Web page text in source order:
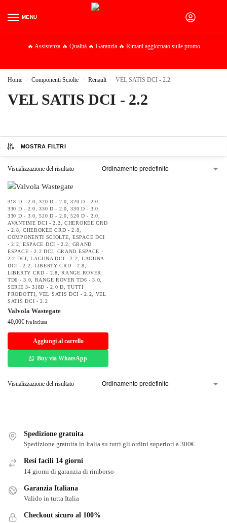
MENU
🔥 Assistenza 🔥 Qualità 🔥 Garanzia 🔥 Rimani aggiornato sulle promo
Home / Componenti Sciolte / Renault / VEL SATIS DCI - 2.2
VEL SATIS DCI - 2.2
MOSTRA FILTRI
Visualizzazione del risultato
318 D - 2.0 ,320 D - 2.0 ,320 D - 2.0
330 D - 2.0 ,330 D - 2.0 ,330 D - 3.0
330 D - 3.0 ,520 D - 2.0 ,520 D - 2.0
AVANTIME DCI - 2.2 ,CHEROKEE CRD
- 2.8
CHEROKEE CRD - 2.8
COMPONENTI SCIOLTE ,ESPACE DCI
- 2.2
ESPACE DCI - 2.2
GRAND
ESPACE - 2.2 DCI
GRAND ESPACE -
2.2 DCI ,LAGUNA DCI - 2.2
LAGUNA
DCI - 2.2
LIBERTY CRD - 2.8
LIBERTY CRD - 2.8 ,RANGE ROVER
TD6 - 3.0
RANGE ROVER TD6 - 3.0
SERIE 3- 318D - 2.0 D ,TUTTI
PRODOTTI ,VEL SATIS DCI - 2.2
VEL
SATIS DCI - 2.2
Valvola Wastegate
40,00€ Iva Inclusa
Aggiungi al carrello
Buy via WhatsApp
Visualizzazione del risultato
Spedizione gratuita
Spedizione gratuita in Italia su tutti gli ordini superiori a 300€
Resi facili 14 giorni
14 giorni di garanzia di rimborso
Garanzia Italiana
Valido in tutta Italia
Checkout sicuro al 100%